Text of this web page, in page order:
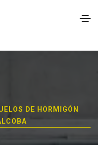
DE HORMIGÓN